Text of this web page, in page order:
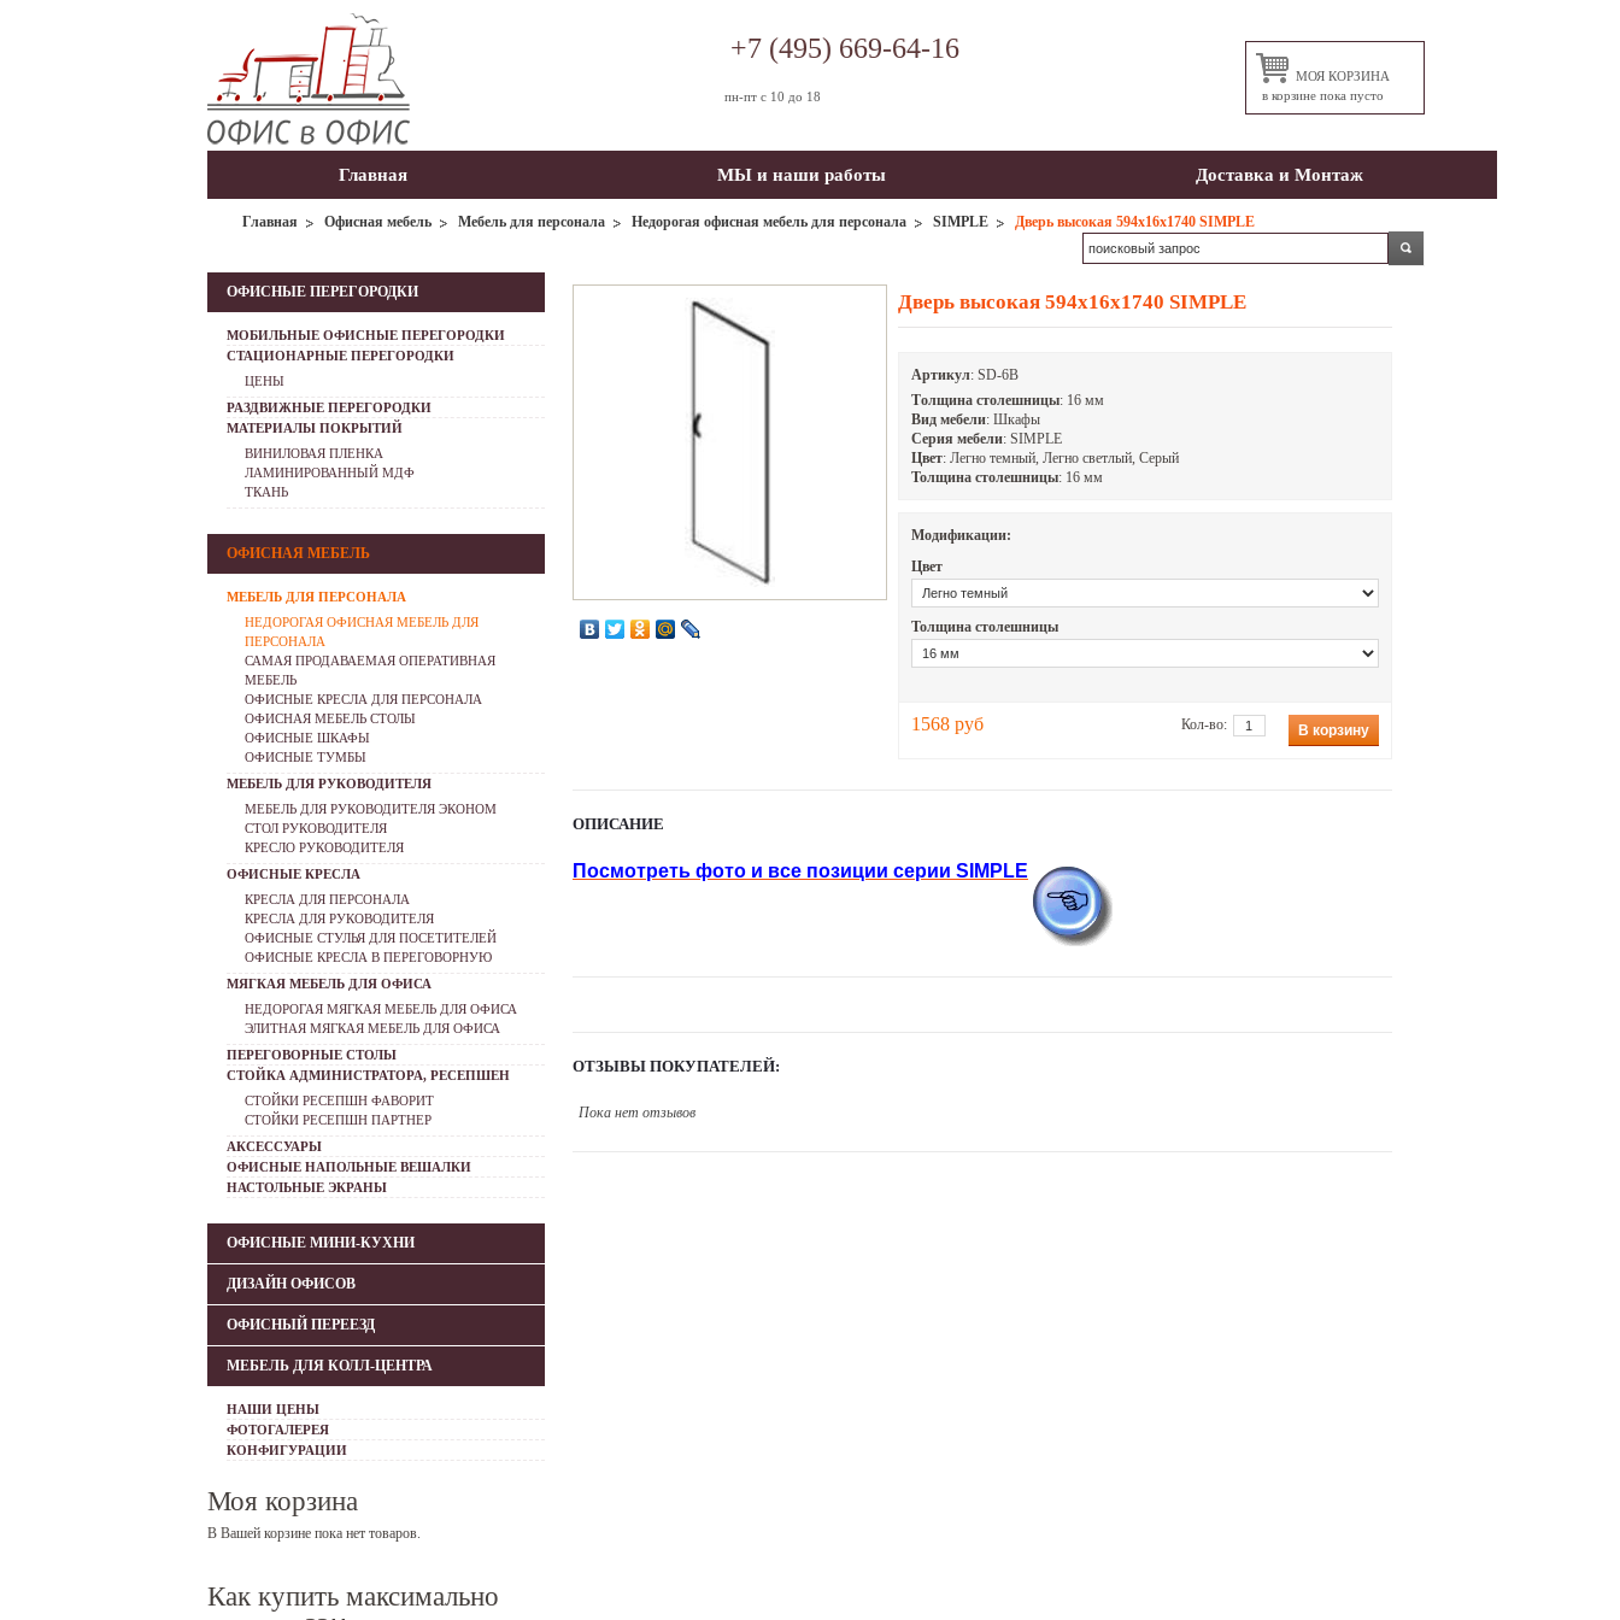
МОЯ КОРЗИНА
в корзине пока пусто
+7 (495) 669-64-16
пн-пт с 10 до 18
Главная МЫ и наши работы Доставка и Монтаж
Главная Офисная мебель Мебель для персонала Недорогая офисная мебель для персонала SIMPLE Дверь высокая 594х16х1740 SIMPLE
Дверь высокая 594х16х1740 SIMPLE
Артикул: SD-6B
Tолщина столешницы: 16 мм
Вид мебели: Шкафы
Серия мебели: SIMPLE
Цвет: Легно темный, Легно светлый, Серый
Толщина столешницы: 16 мм
Модификации:
Цвет
Толщина столешницы
1568 руб Кол-во: В корзину
ОПИСАНИЕ
Посмотреть фото и все позиции серии SIMPLE
ОТЗЫВЫ ПОКУПАТЕЛЕЙ:
Пока нет отзывов
ОФИСНЫЕ ПЕРЕГОРОДКИ
МОБИЛЬНЫЕ ОФИСНЫЕ ПЕРЕГОРОДКИ
СТАЦИОНАРНЫЕ ПЕРЕГОРОДКИ
ЦЕНЫ
РАЗДВИЖНЫЕ ПЕРЕГОРОДКИ
МАТЕРИАЛЫ ПОКРЫТИЙ
ВИНИЛОВАЯ ПЛЕНКА
ЛАМИНИРОВАННЫЙ МДФ
ТКАНЬ
ОФИСНАЯ МЕБЕЛЬ
МЕБЕЛЬ ДЛЯ ПЕРСОНАЛА
НЕДОРОГАЯ ОФИСНАЯ МЕБЕЛЬ ДЛЯ
ПЕРСОНАЛА
САМАЯ ПРОДАВАЕМАЯ ОПЕРАТИВНАЯ
МЕБЕЛЬ
ОФИСНЫЕ КРЕСЛА ДЛЯ ПЕРСОНАЛА
ОФИСНАЯ МЕБЕЛЬ СТОЛЫ
ОФИСНЫЕ ШКАФЫ
ОФИСНЫЕ ТУМБЫ
МЕБЕЛЬ ДЛЯ РУКОВОДИТЕЛЯ
МЕБЕЛЬ ДЛЯ РУКОВОДИТЕЛЯ ЭКОНОМ
СТОЛ РУКОВОДИТЕЛЯ
КРЕСЛО РУКОВОДИТЕЛЯ
ОФИСНЫЕ КРЕСЛА
КРЕСЛА ДЛЯ ПЕРСОНАЛА
КРЕСЛА ДЛЯ РУКОВОДИТЕЛЯ
ОФИСНЫЕ СТУЛЬЯ ДЛЯ ПОСЕТИТЕЛЕЙ
ОФИСНЫЕ КРЕСЛА В ПЕРЕГОВОРНУЮ
МЯГКАЯ МЕБЕЛЬ ДЛЯ ОФИСА
НЕДОРОГАЯ МЯГКАЯ МЕБЕЛЬ ДЛЯ ОФИСА
ЭЛИТНАЯ МЯГКАЯ МЕБЕЛЬ ДЛЯ ОФИСА
ПЕРЕГОВОРНЫЕ СТОЛЫ
СТОЙКА АДМИНИСТРАТОРА, РЕСЕПШЕН
СТОЙКИ РЕСЕПШН ФАВОРИТ
СТОЙКИ РЕСЕПШН ПАРТНЕР
АКСЕССУАРЫ
ОФИСНЫЕ НАПОЛЬНЫЕ ВЕШАЛКИ
НАСТОЛЬНЫЕ ЭКРАНЫ
ОФИСНЫЕ МИНИ-КУХНИ
ДИЗАЙН ОФИСОВ
ОФИСНЫЙ ПЕРЕЕЗД
МЕБЕЛЬ ДЛЯ КОЛЛ-ЦЕНТРА
НАШИ ЦЕНЫ
ФОТОГАЛЕРЕЯ
КОНФИГУРАЦИИ
Моя корзина
В Вашей корзине пока нет товаров.
Как купить максимально